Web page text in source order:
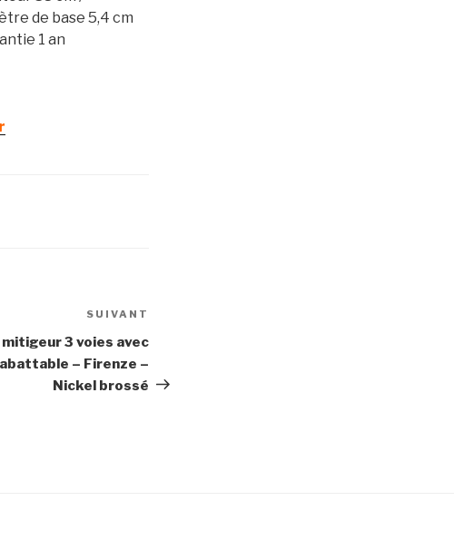
de base 5,4 cm
1 an
suivant
SUIVANT
3 voies avec
– Firenze –
Nickel brossé